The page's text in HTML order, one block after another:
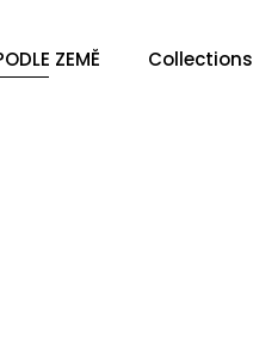
ZEMĚ Collections